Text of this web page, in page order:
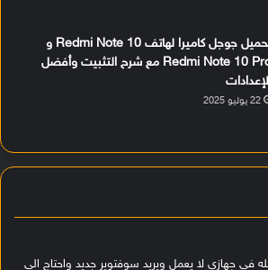
تحميل جوجل كاميرا لهاتف Redmi Note 10 و
Redmi Note 10 Pro مع شرح التثبيت وأفضل
22 يوليو 2025
في جهازي لا يعمل ويريد سوفتوير جديد واحتاج الى